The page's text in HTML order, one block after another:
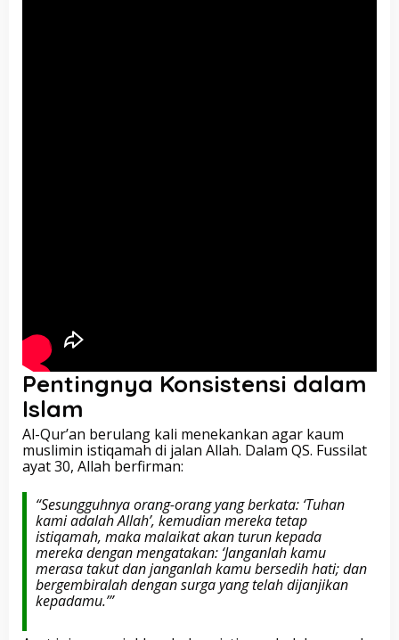
Pentingnya Konsistensi dalam
Islam
Al-Qur’an berulang kali menekankan agar kaum
muslimin istiqamah di jalan Allah. Dalam QS. Fussilat
ayat 30, Allah berfirman:
“Sesungguhnya orang-orang yang berkata: ‘Tuhan
kami adalah Allah’, kemudian mereka tetap
istiqamah, maka malaikat akan turun kepada
mereka dengan mengatakan: ‘Janganlah kamu
merasa takut dan janganlah kamu bersedih hati; dan
bergembiralah dengan surga yang telah dijanjikan
kepadamu.’”